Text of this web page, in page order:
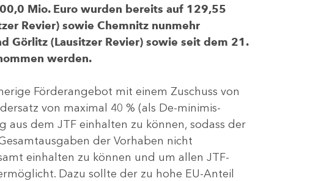
Mio. Euro wurden bereits auf 129,55
Revier) sowie Chemnitz nunmehr
Görlitz (Lausitzer Revier) sowie seit dem 21.
werden.
Förderangebot mit einem Zuschuss von
von maximal 40 % (als De-minimis-
aus dem JTF einhalten zu können, sodass der
der Vorhaben nicht
einhalten zu können und um allen JTF-
Dazu sollte der zu hohe EU-Anteil